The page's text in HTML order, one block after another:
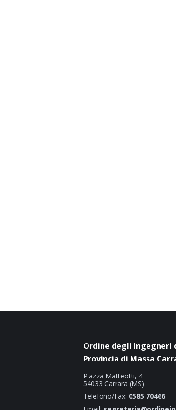
Ordine degli Ingegneri
Provincia di Massa
Piazza Matteotti, 4
54033 Carrara (MS)
Telefono/Fax: 0585 70466